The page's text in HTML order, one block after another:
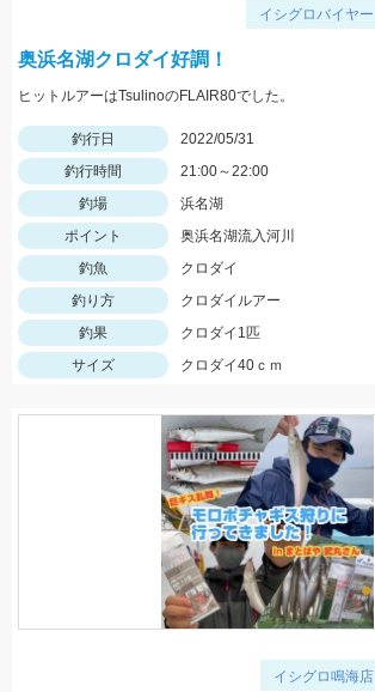
イシグロバイヤー
奥浜名湖クロダイ好調！
ヒットルアーはTsulinoのFLAIR80でした。
釣行日
2022/05/31
釣行時間
21:00～22:00
釣場
浜名湖
ポイント
奥浜名湖流入河川
釣魚
クロダイ
釣り方
クロダイルアー
釣果
クロダイ1匹
サイズ
クロダイ40ｃｍ
イシグロ鳴海店